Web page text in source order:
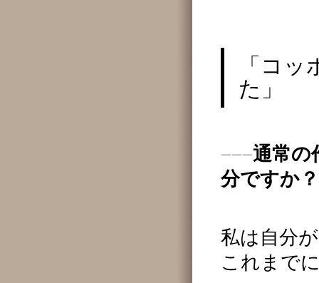
「コ
た」
–––通常の
分ですか？
私は自分
これまで